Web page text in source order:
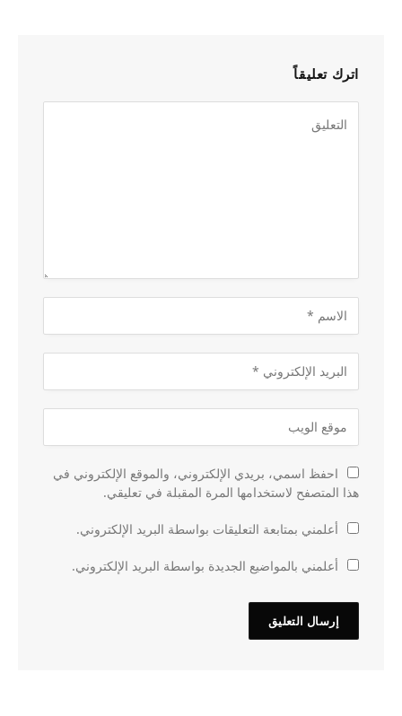
اترك تعليقاً
احفظ اسمي، بريدي الإلكتروني، والموقع الإلكتروني في
هذا المتصفح لاستخدامها المرة المقبلة في تعليقي.
أعلمني بمتابعة التعليقات بواسطة البريد الإلكتروني.
أعلمني بالمواضيع الجديدة بواسطة البريد الإلكتروني.